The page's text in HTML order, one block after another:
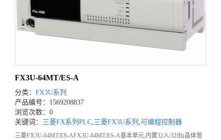
FX3U-64MT/ES-A
分类： FX3U系列
产品编号：1569208837
浏览次数：0
关键词： 三菱FX系列PLC,三菱FX3U系列 , 可编程控制器
三菱FX3U-64MT/ES-AFX3U-64MT/ES-A基本单元,内置32入/32出(晶体管